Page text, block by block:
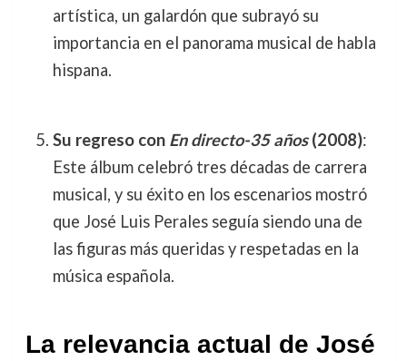
artística, un galardón que subrayó su
importancia en el panorama musical de habla
hispana.
Su regreso con En directo-35 años(2008):
Este álbum celebró tres décadas de carrera
musical, y su éxito en los escenarios mostró
que José Luis Perales seguía siendo una de
las figuras más queridas y respetadas en la
música española.
La relevancia actual de José